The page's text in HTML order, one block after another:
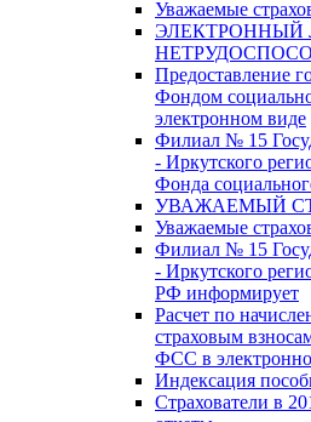
Уважаемые
ЭЛЕКТРОННЫЙ
Предоставление
Фондом
электронном виде
Филиал № 15
- Иркутского
Фонда
УВАЖАЕМЫЙ
Уважаемые
Филиал № 15
- Иркутского
РФ информирует
Расчет по
страховым
ФСС в
Индексация
Cтрахователи в